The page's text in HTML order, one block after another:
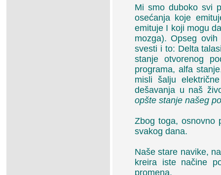
Mi smo duboko svi
osećanja koje
emituje I koji mogu
mozga). Opseg
svesti i to: Delta
stanje otvorenog
programa, alfa
misli šalju
dešavanja u naš
opšte stanje našeg
Zbog toga, osnovno
svakog dana.
Naše stare navike,
kreira iste načine
promena.